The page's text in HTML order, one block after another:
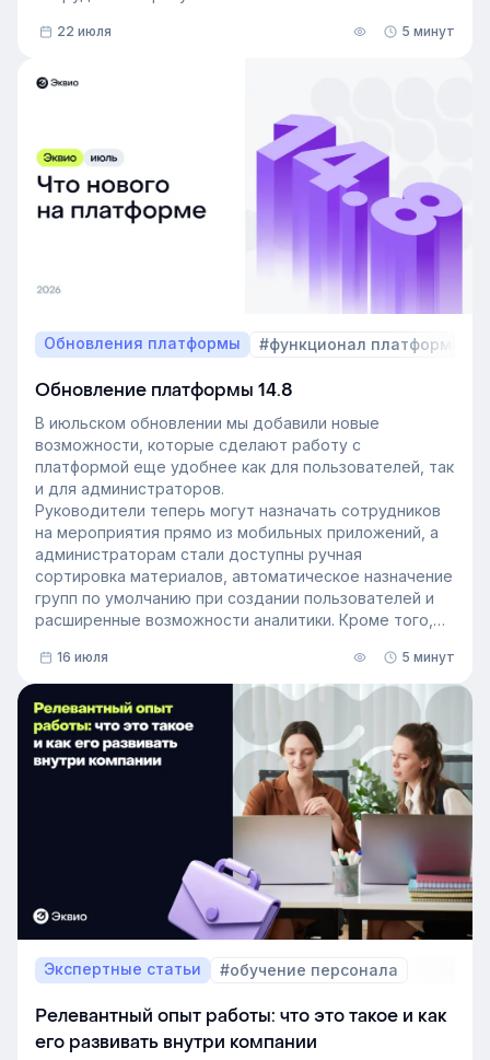
22 июля 5 минут
Обновления платформы #функционал платформы
Обновление платформы 14.8
В июльском обновлении мы добавили новые
возможности, которые сделают работу с
платформой еще удобнее как для пользователей, так
и для администраторов.
Руководители теперь могут назначать сотрудников
на мероприятия прямо из мобильных приложений, а
администраторам стали доступны ручная
сортировка материалов, автоматическое назначение
групп по умолчанию при создании пользователей и
расширенные возможности аналитики. Кроме того,
он охватывает и материалы из раздела «Проводник».
16 июля 5 минут
Экспертные статьи #обучение персонала
Релевантный опыт работы: что это такое и как
его развивать внутри компании